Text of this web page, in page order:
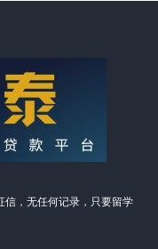
信，无任何记录，只要留学